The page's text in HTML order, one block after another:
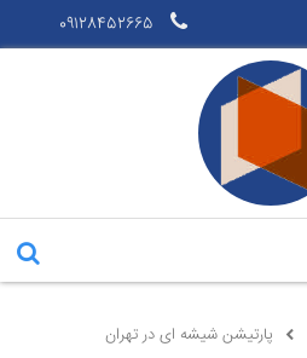
پارتیشن شیشه ای در تهران